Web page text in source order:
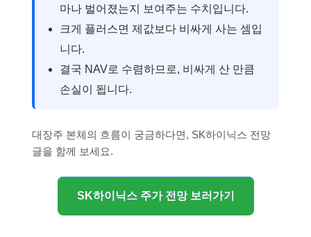
마나 벌어졌는지 보여주는 수치입니다.
크게 플러스면 제값보다 비싸게 사는 셈입
니다.
결국 NAV로 수렴하므로, 비싸게 산 만큼
손실이 됩니다.
대장주 본체의 흐름이 궁금하다면, SK하이닉스 전망
글을 함께 보세요.
SK하이닉스 주가 전망 보러가기